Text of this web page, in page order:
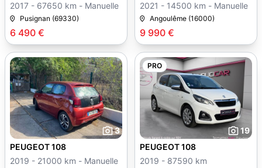
6 490 €
2017 - 67650 km - Manuelle
Pusignan (69330)
9 990 €
2021 - 14500 km - Manuelle
Angoulême (16000)
3
PEUGEOT 108
2019 - 21000 km - Manuelle
PRO
19
PEUGEOT 108
2019 - 87590 km